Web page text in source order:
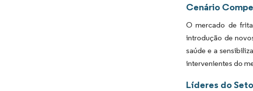
Cenário
O mercado de
introdução de
saúde e a
intervenientes do
Líderes do